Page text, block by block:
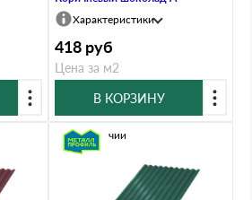
Характеристики
418 руб
Цена за м2
В КОРЗИНУ
В наличии